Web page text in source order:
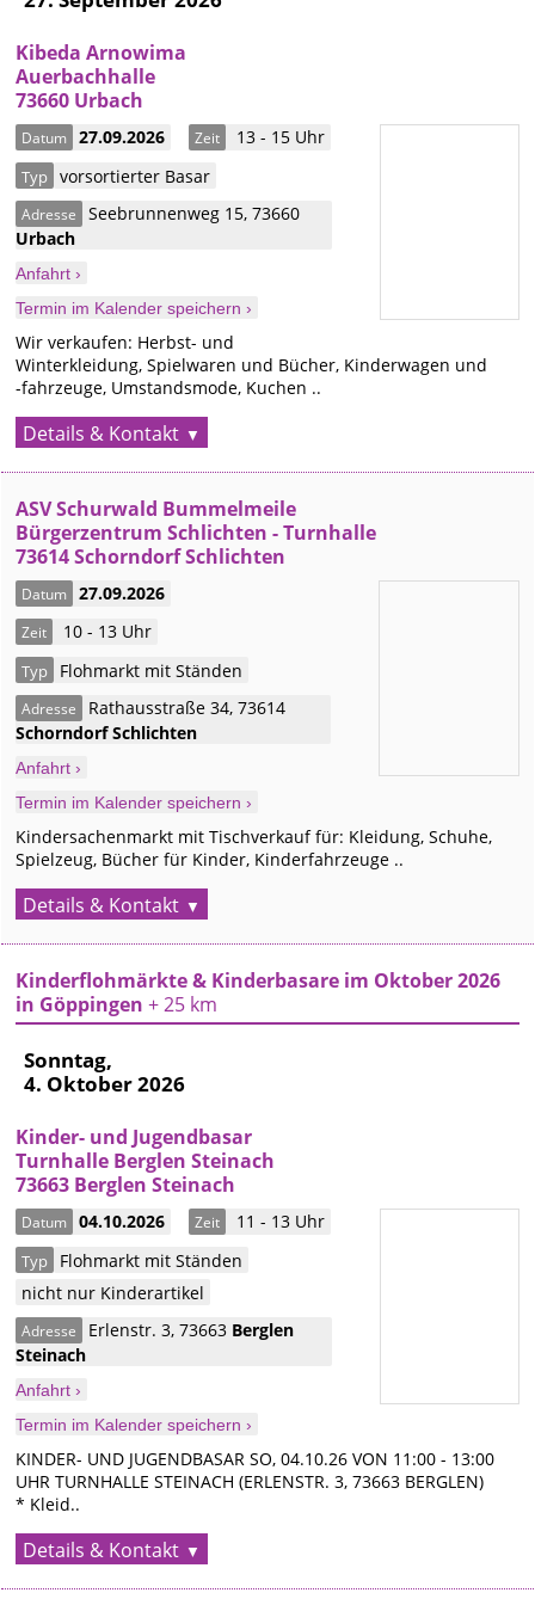
Kibeda Arnowima
Auerbachhalle
73660 Urbach
Datum 27.09.2026 Zeit 13 - 15 Uhr
Typ vorsortierter Basar
Adresse Seebrunnenweg 15,73660
Urbach
Anfahrt ›
Termin im Kalender speichern ›
Wir verkaufen: Herbst- und
Winterkleidung, Spielwaren und Bücher, Kinderwagen und
-fahrzeuge, Umstandsmode, Kuchen ..
Details & Kontakt
ASV Schurwald Bummelmeile
Bürgerzentrum Schlichten - Turnhalle
73614 Schorndorf Schlichten
Datum 27.09.2026
Zeit 10 - 13 Uhr
Typ Flohmarkt mit Ständen
Adresse Rathausstraße 34,73614
SchorndorfSchlichten
Anfahrt ›
Termin im Kalender speichern ›
Kindersachenmarkt mit Tischverkauf für: Kleidung, Schuhe,
Spielzeug, Bücher für Kinder, Kinderfahrzeuge ..
Details & Kontakt
Kinderflohmärkte & Kinderbasare im Oktober 2026
in Göppingen+ 25 km
Sonntag,
4. Oktober 2026
Kinder- und Jugendbasar
Turnhalle Berglen Steinach
73663 Berglen Steinach
Datum 04.10.2026 Zeit 11 - 13 Uhr
Typ
Flohmarkt mit Ständen
nicht nur Kinderartikel
Adresse Erlenstr. 3,73663 Berglen
Steinach
Anfahrt ›
Termin im Kalender speichern ›
KINDER- UND JUGENDBASAR SO, 04.10.26 VON 11:00 - 13:00
UHR TURNHALLE STEINACH (ERLENSTR. 3, 73663 BERGLEN)
* Kleid..
Details & Kontakt